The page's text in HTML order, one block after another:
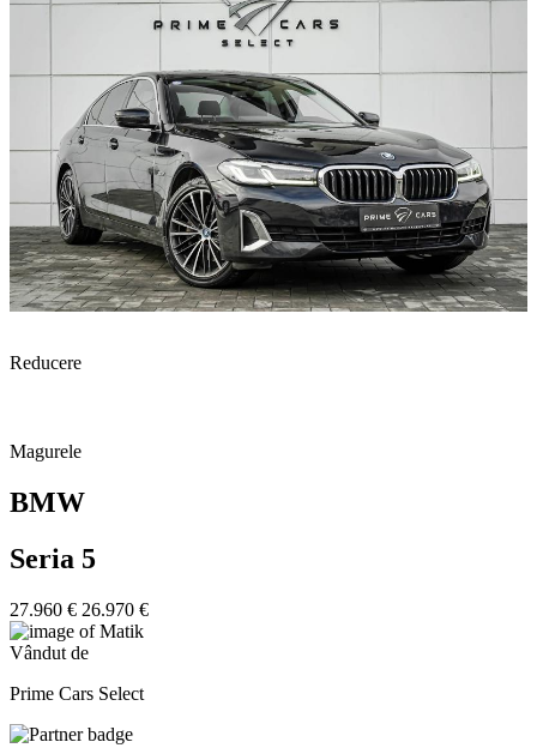
Reducere
Magurele
BMW
Seria 5
27.960 € 26.970 €
Vândut de
Prime Cars Select